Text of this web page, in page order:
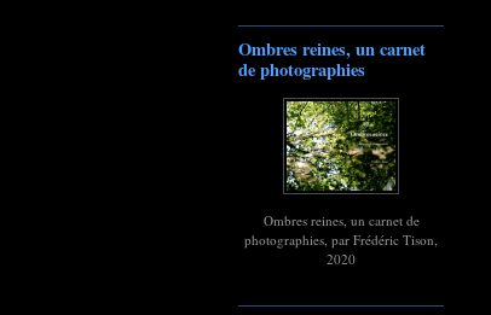
Ombres reines, un carnet
de photographies
Ombres reines, un carnet de
photographies, par Frédéric Tison,
2020